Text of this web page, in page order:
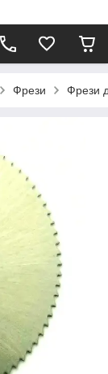
Фрези Фрези